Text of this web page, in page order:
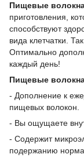
Пищевые
приготовления,
способствуют
вида клетчатки.
Оптимально
каждый день!
Пищевые
- Дополнение к
пищевых волокон.
- Вы ощущаете
- Содержит
подержанию